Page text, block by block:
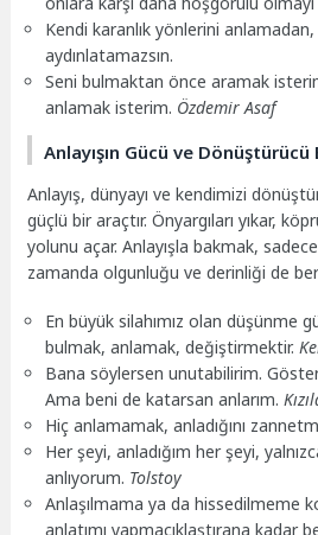
Kendi karanlık yönlerini anlamadan,
aydınlatamazsın.
Seni bulmaktan önce aramak
anlamak isterim. Özdemir Asaf
Anlayışın Gücü ve Dönüştürücü
Anlayış, dünyayı ve kendimizi
güçlü bir araçtır. Önyargıları yıkar,
yolunu açar. Anlayışla bakmak,
zamanda olgunluğu ve derinliği de
En büyük silahımız olan düşünme
bulmak, anlamak, değiştirmektir.
Bana söylersen unutabilirim.
Ama beni de katarsan anlarım.
Hiç anlamamak, anladığını
Her şeyi, anladığım her şeyi,
anlıyorum. Tolstoy
Anlaşılmama ya da hissedilmeme
anlatımı yapmacıklaştırana kadar